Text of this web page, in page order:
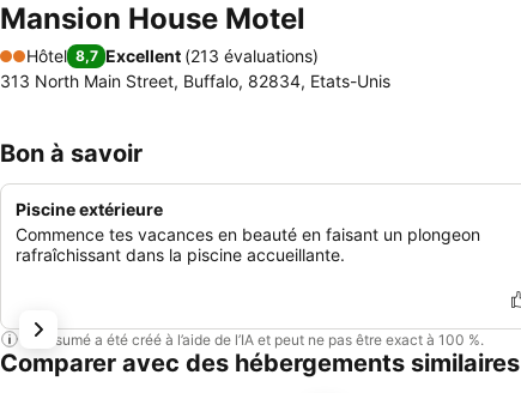
Mansion House Motel
2 Étoiles
Hôtel 8,7 Excellent (213 évaluations)
313 North Main Street, Buffalo, 82834, Etats-Unis
Bon à savoir
Piscine extérieure
Commence tes vacances en beauté en faisant un plongeon
rafraîchissant dans la piscine accueillante.
Ce résumé a été créé à l’aide de l’IA et peut ne pas être exact à 100 %.
Comparer avec des hébergements similaires